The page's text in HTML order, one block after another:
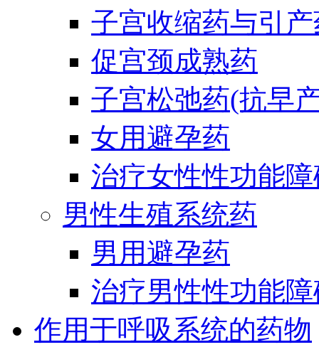
子宫收缩药与引
促宫颈成熟药
子宫松弛药(抗早
女用避孕药
治疗女性性功能
男性生殖系统药
男用避孕药
治疗男性性功能
作用于呼吸系统的药物